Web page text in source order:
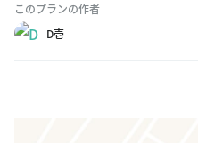
このプランの作者
D壱